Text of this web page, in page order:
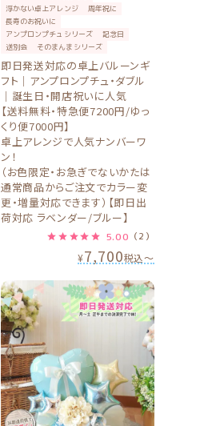
浮かない卓上アレンジ
周年祝に
長寿のお祝いに
アンプロンプチュシリーズ
記念日
送別会
そのまんまシリーズ
即日発送対応の卓上バルーンギ
フト｜アンプロンプチュ・ダブル
｜誕生日・開店祝いに人気
【送料無料・特急便7200円/ゆっ
くり便7000円】
卓上アレンジで人気ナンバーワ
ン！
（お色限定・お急ぎでないかたは
通常商品からご注文でカラー変
更・増量対応できます）【即日出
荷対応 ラベンダー/ブルー】
5.00 （2）
¥7,700税込〜